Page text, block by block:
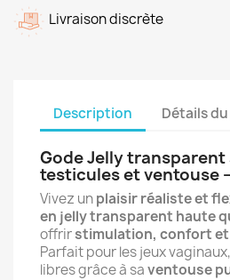
Livraison discrète
Description Détails
Gode Jelly transparent
testicules et ventouse
Vivez unplaisir réaliste et
en jelly transparent haute
offrirstimulation, confort
Parfait pour les jeux
libres grâce à saventouse